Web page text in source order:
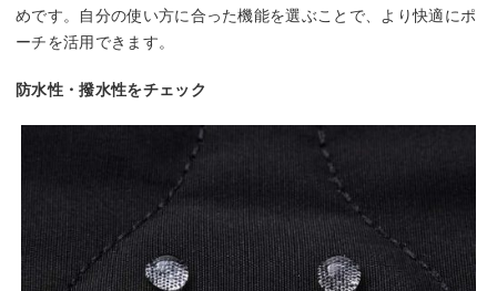
めです。自分の使い方に合った機能を選ぶことで、より快適にポ
ーチを活用できます。
防水性・撥水性をチェック